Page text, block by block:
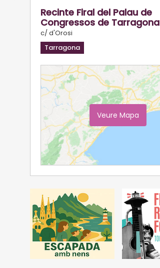
Recinte Firal del Palau de
Congressos de Tarragona
c/ d'Orosi
Tarragona
Veure Mapa